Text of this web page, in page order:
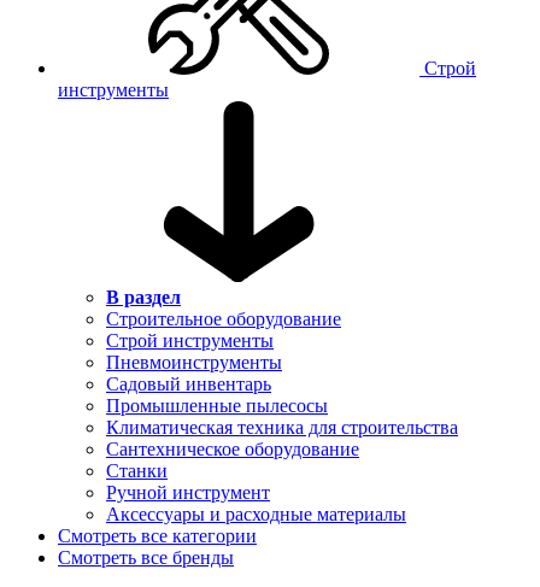
Строй
инструменты
В раздел
Строительное оборудование
Строй инструменты
Пневмоинструменты
Садовый инвентарь
Промышленные пылесосы
Климатическая техника для строительства
Сантехническое оборудование
Станки
Ручной инструмент
Аксессуары и расходные материалы
Смотреть все категории
Смотреть все бренды